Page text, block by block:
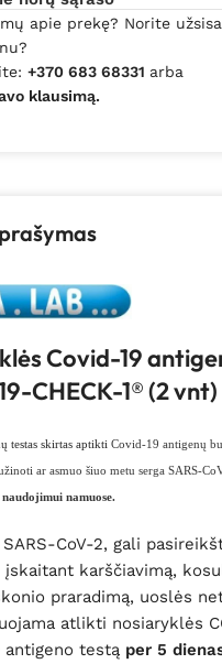
apie prekę? Norite
+370 683 68331 arba
klausimą.
Covid-19
CHECK-1® (2 vnt)
testas skirtas aptikti Covid-19 antigenų
ar asmuo šiuo metu serga SARS-
namuose.
CoV-2, gali
įskaitant karščiavimą,
praradimą, uoslės
atlikti nosiaryklės
antigeno testą per 5